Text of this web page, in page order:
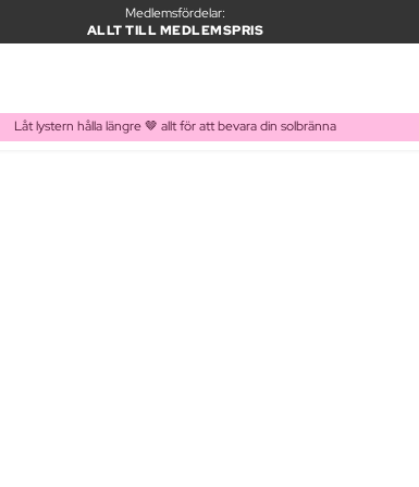
Medlemsfördelar:
ALLT TILL MEDLEMSPRIS
Låt lystern hålla längre 🤎 allt för att bevara din solbränna